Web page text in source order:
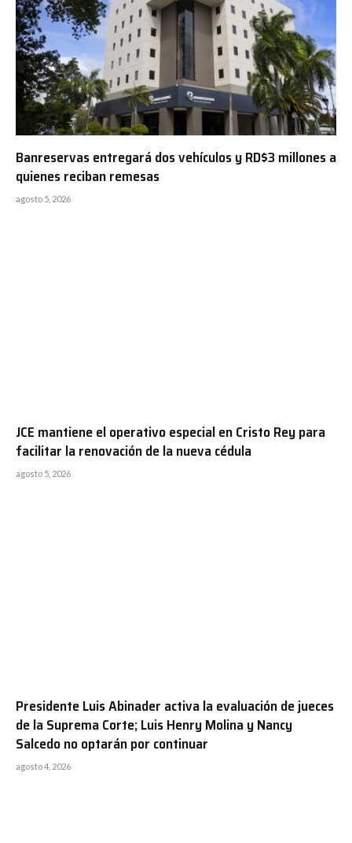
Banreservas entregará dos vehículos y RD$3 millones a
quienes reciban remesas
agosto 5, 2026
JCE mantiene el operativo especial en Cristo Rey para
facilitar la renovación de la nueva cédula
agosto 5, 2026
Presidente Luis Abinader activa la evaluación de jueces
de la Suprema Corte; Luis Henry Molina y Nancy
Salcedo no optarán por continuar
agosto 4, 2026